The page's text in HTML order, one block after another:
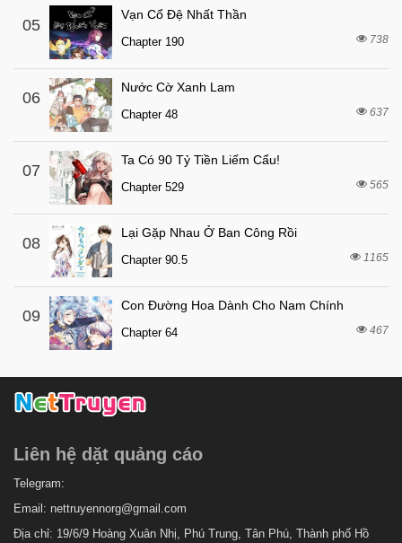
Chapter 47 2 tháng trước
Chapter 46
Chapter 45 2 tháng trước
Chapter 44
Chapter 43
Chapter 42 2 tháng trước
Chapter 41
Chapter 40 2 tháng trước
Chapter 39
Chapter 38
Chapter 37 2 tháng trước
Chapter 36
Chapter 34
Chapter 32 2 tháng trước
Chapter 31
Chapter 30
05
Vạn Cổ Đệ Nhất Thần
Chapter 190 738
06
Nước Cờ Xanh Lam
Chapter 48 637
07
Ta Có 90 Tỷ Tiền Liếm Cẩu!
Chapter 529 565
08
Lại Gặp Nhau Ở Ban Công Rồi
Chapter 90.5 1165
09
Con Đường Hoa Dành Cho Nam Chính
Chapter 64 467
Liên hệ dặt quảng cáo
Telegram:
Email: nettruyennorg@gmail.com
Địa chỉ: 19/6/9 Hoàng Xuân Nhị, Phú Trung, Tân Phú, Thành phố Hồ